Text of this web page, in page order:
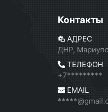
Контакты
АДРЕС
ДНР,
ТЕЛЕФОН
+7*********
EMAIL